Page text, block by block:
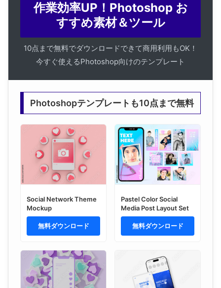
作業効率UP！Photoshop お
すすめ素材＆ツール
10点まで無料でダウンロードできて商用利用もOK！
今すぐ使えるPhotoshop向けのテンプレート
Photoshopテンプレートも10点まで無料
Social Network Theme
Mockup
無料ダウンロード
Pastel Color Social
Media Post Layout Set
無料ダウンロード